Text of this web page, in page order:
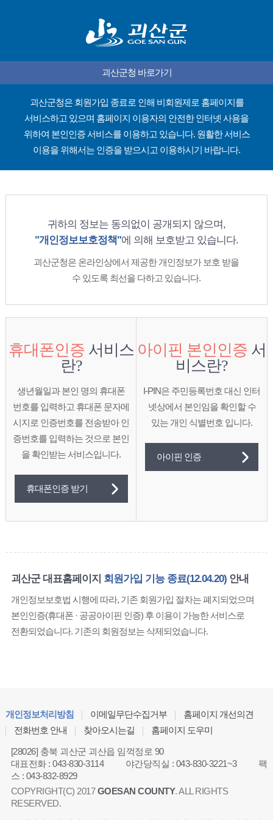
괴산군청 바로가기
괴산군청은 회원가입 종료로 인해 비회원제로 홈페이지를
서비스하고 있으며 홈페이지 이용자의 안전한 인터넷 사용을
위하여 본인인증 서비스를 이용하고 있습니다. 원활한 서비스
이용을 위해서는 인증을 받으시고 이용하시기 바랍니다.
귀하의 정보는 동의없이 공개되지 않으며,
"개인정보보호정책"에 의해 보호받고 있습니다.
괴산군청은 온라인상에서 제공한 개인정보가 보호 받을
수 있도록 최선을 다하고 있습니다.
휴대폰인증 서비스
란?
생년월일과 본인 명의 휴대폰
번호를 입력하고 휴대폰 문자메
시지로 인증번호를 전송받아 인
증번호를 입력하는 것으로 본인
을 확인받는 서비스입니다.
휴대폰인증 받기
아이핀 본인인증 서
비스란?
I-PIN은 주민등록번호 대신 인터
넷상에서 본인임을 확인할 수
있는 개인 식별번호 입니다.
아이핀 인증
괴산군 대표홈페이지 회원가입 기능 종료(12.04.20)안내
개인정보보호법 시행에 따라, 기존 회원가입 절차는 폐지되었으며
본인인증(휴대폰 · 공공아이핀 인증) 후 이용이 가능한 서비스로
전환되었습니다. 기존의 회원정보는 삭제되었습니다.
개인정보처리방침 이메일무단수집거부
홈페이지 개선의견
전화번호 안내
찾아오시는길 홈페이지 도우미
[28026] 충북 괴산군 괴산읍 임꺽정로 90
대표전화:043-830-3114 야간당직실 : 043-830-3221~3
팩
스 : 043-832-8929
COPYRIGHT(C) 2017GOESAN COUNTY. ALL RIGHTS
RESERVED.